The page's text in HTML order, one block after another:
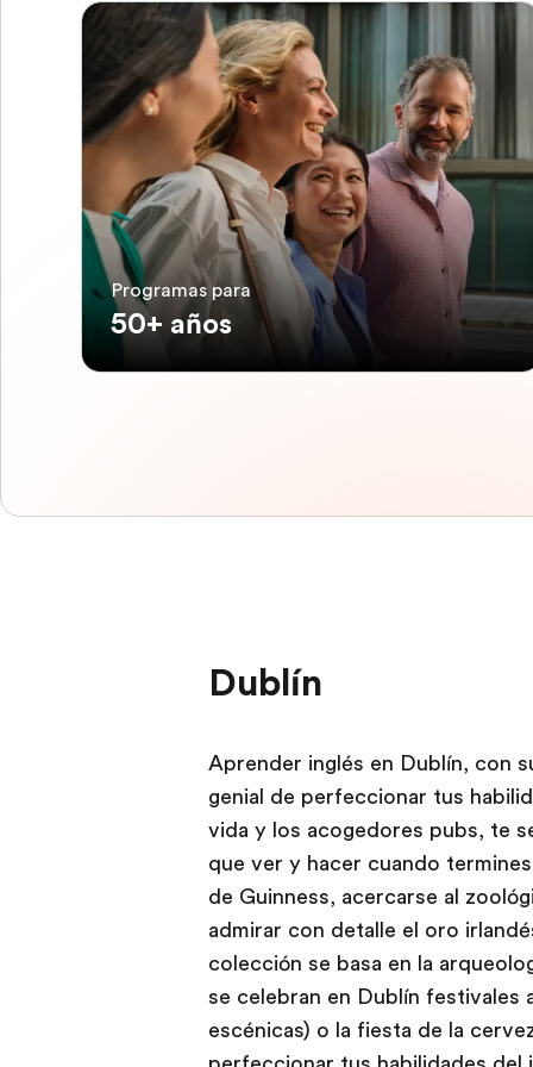
Programas para
50+ años
Dublín
Aprender inglés en Dublín, con
genial de perfeccionar tus
vida y los acogedores pubs, te
que ver y hacer cuando
de Guinness, acercarse al
admirar con detalle el oro
colección se basa en la
se celebran en Dublín festivales
escénicas) o la fiesta de la